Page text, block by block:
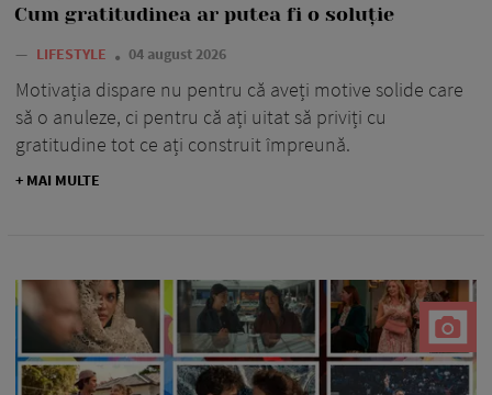
Cum gratitudinea ar putea fi o soluție
— LIFESTYLE 04 august 2026
Motivația dispare nu pentru că aveți motive solide care
să o anuleze, ci pentru că ați uitat să priviți cu
gratitudine tot ce ați construit împreună.
+ MAI MULTE